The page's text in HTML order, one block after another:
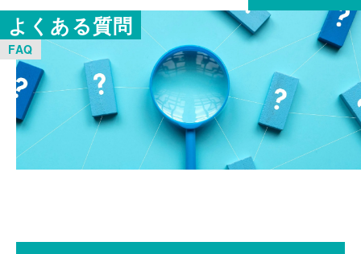
事業所案内
採用情報
At First
まずはじめに知る
数字と
キーワードで知る、
クボタメンブレン
Environment
働く環境を知る
教育制度／福利厚生
Job&People
社員対談
Recruit
キャリア募集要項
よくある質問
FAQ